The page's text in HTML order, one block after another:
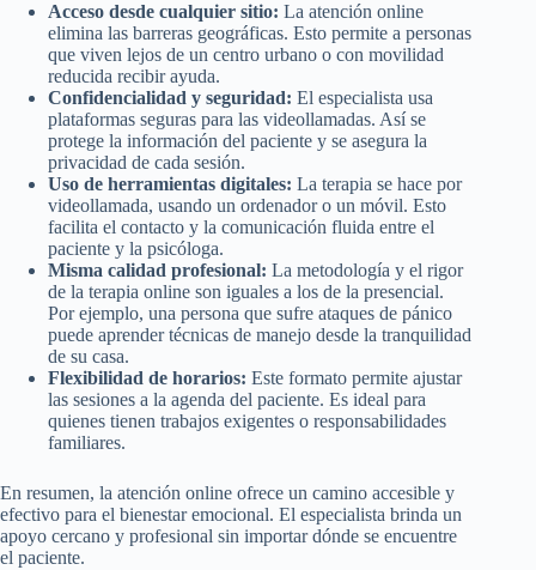
Acceso desde cualquier sitio: La atención online
elimina las barreras geográficas. Esto permite a personas
que viven lejos de un centro urbano o con movilidad
reducida recibir ayuda.
Confidencialidad y seguridad: El especialista usa
plataformas seguras para las videollamadas. Así se
protege la información del paciente y se asegura la
privacidad de cada sesión.
Uso de herramientas digitales: La terapia se hace por
videollamada, usando un ordenador o un móvil. Esto
facilita el contacto y la comunicación fluida entre el
paciente y la psicóloga.
Misma calidad profesional: La metodología y el rigor
de la terapia online son iguales a los de la presencial.
Por ejemplo, una persona que sufre ataques de pánico
puede aprender técnicas de manejo desde la tranquilidad
de su casa.
Flexibilidad de horarios: Este formato permite ajustar
las sesiones a la agenda del paciente. Es ideal para
quienes tienen trabajos exigentes o responsabilidades
familiares.
En resumen, la atención online ofrece un camino accesible y
efectivo para el bienestar emocional. El especialista brinda un
apoyo cercano y profesional sin importar dónde se encuentre
el paciente.